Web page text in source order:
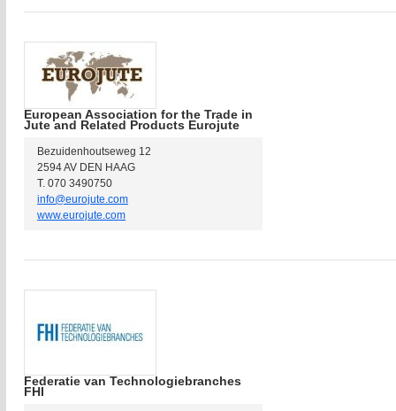
European Association for the Trade in
Jute and Related Products Eurojute
Bezuidenhoutseweg 12
2594 AV DEN HAAG
T. 070 3490750
info@eurojute.com
www.eurojute.com
Federatie van Technologiebranches
FHI